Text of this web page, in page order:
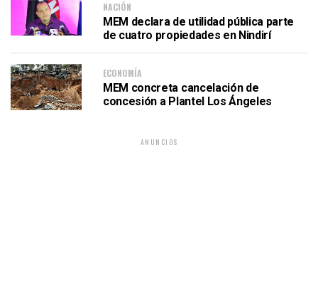
NACIÓN
MEM declara de utilidad pública parte
de cuatro propiedades en Nindirí
ECONOMÍA
MEM concreta cancelación de
concesión a Plantel Los Ángeles
ANUNCIOS